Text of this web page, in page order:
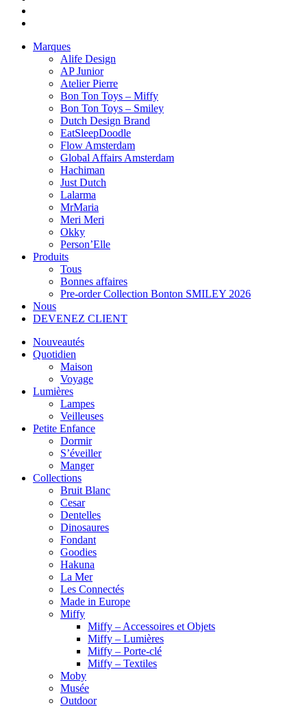
Marques
Alife Design
AP Junior
Atelier Pierre
Bon Ton Toys – Miffy
Bon Ton Toys – Smiley
Dutch Design Brand
EatSleepDoodle
Flow Amsterdam
Global Affairs Amsterdam
Hachiman
Just Dutch
Lalarma
MrMaria
Meri Meri
Okky
Person’Elle
Produits
Tous
Bonnes affaires
Pre-order Collection Bonton SMILEY 2026
Nous
DEVENEZ CLIENT
Nouveautés
Quotidien
Maison
Voyage
Lumières
Lampes
Veilleuses
Petite Enfance
Dormir
S’éveiller
Manger
Collections
Bruit Blanc
Cesar
Dentelles
Dinosaures
Fondant
Goodies
Hakuna
La Mer
Les Connectés
Made in Europe
Miffy
Miffy – Accessoires et Objets
Miffy – Lumières
Miffy – Porte-clé
Miffy – Textiles
Moby
Musée
Outdoor